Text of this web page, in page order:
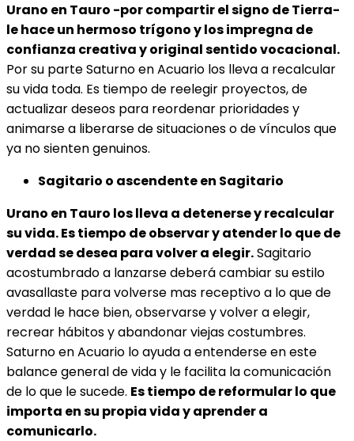
Urano en Tauro -por compartir el signo de Tierra-
le hace un hermoso trígono y los impregna de
confianza creativa y original sentido vocacional.
Por su parte Saturno en Acuario los lleva a recalcular
su vida toda. Es tiempo de reelegir proyectos, de
actualizar deseos para reordenar prioridades y
animarse a liberarse de situaciones o de vínculos que
ya no sienten genuinos.
Sagitario o ascendente en Sagitario
Urano en Tauro los lleva a detenerse y recalcular
su vida. Es tiempo de observar y atender lo que de
verdad se desea para volver a elegir.Sagitario
acostumbrado a lanzarse deberá cambiar su estilo
avasallaste para volverse mas receptivo a lo que de
verdad le hace bien, observarse y volver a elegir,
recrear hábitos y abandonar viejas costumbres.
Saturno en Acuario lo ayuda a entenderse en este
balance general de vida y le facilita la comunicación
de lo que le sucede. Es tiempo de reformular lo que
importa en su propia vida y aprender a
comunicarlo.